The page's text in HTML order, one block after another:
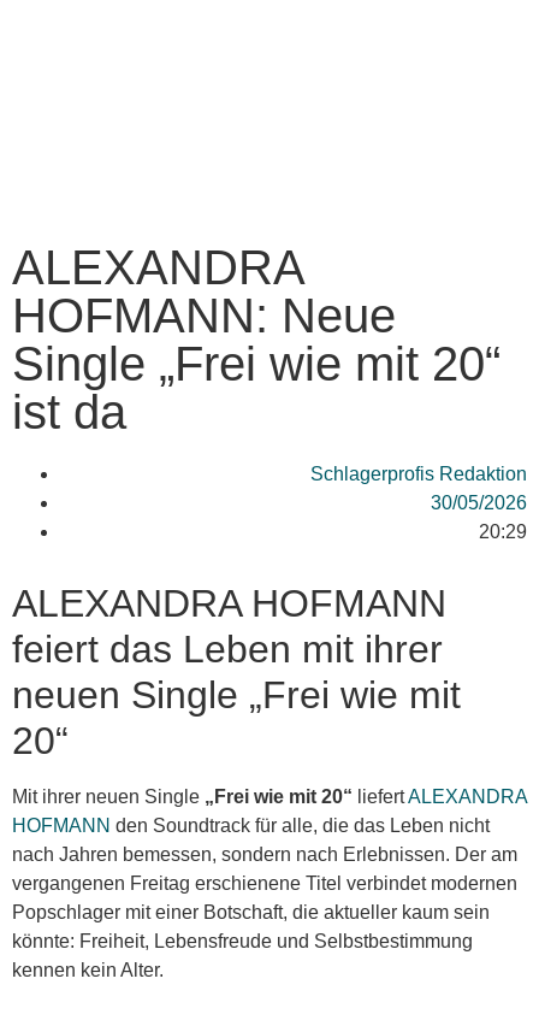
ALEXANDRA
HOFMANN: Neue
Single „Frei wie mit 20“
ist da
Schlagerprofis Redaktion
30/05/2026
20:29
ALEXANDRA HOFMANN
feiert das Leben mit ihrer
neuen Single „Frei wie mit
20“
Mit ihrer neuen Single „Frei wie mit 20“ liefertALEXANDRA
HOFMANN den Soundtrack für alle, die das Leben nicht
nach Jahren bemessen, sondern nach Erlebnissen. Der am
vergangenen Freitag erschienene Titel verbindet modernen
Popschlager mit einer Botschaft, die aktueller kaum sein
könnte: Freiheit, Lebensfreude und Selbstbestimmung
kennen kein Alter.